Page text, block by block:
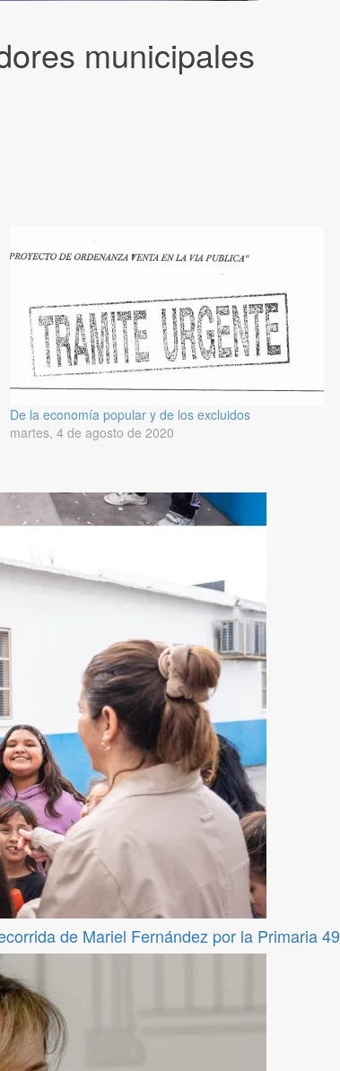
municipales
De la economía popular y de los excluidos
martes, 4 de agosto de 2020
de Mariel Fernández por la Primaria 49